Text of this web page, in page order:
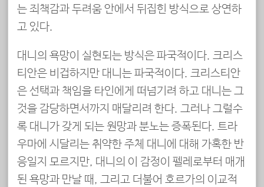
는 죄책감과 두려움 안에서 뒤집힌 방식으로 상연하
고 있다.
대니의 욕망이 실현되는 방식은 파국적이다. 크리스
티안은 비겁하지만 대니는 파국적이다. 크리스티안
은 선택과 책임을 타인에게 떠넘기려 하고 대니는 그
것을 감당하면서까지 매달리려 한다. 그러나 그럴수
록 대니가 갖게 되는 원망과 분노는 증폭된다. 트라
우마에 시달리는 취약한 주체 대니에 대해 가혹한 반
응일지 모르지만, 대니의 이 감정이 펠레로부터 매개
된 욕망과 만날 때, 그리고 더불어 호르가의 이교적